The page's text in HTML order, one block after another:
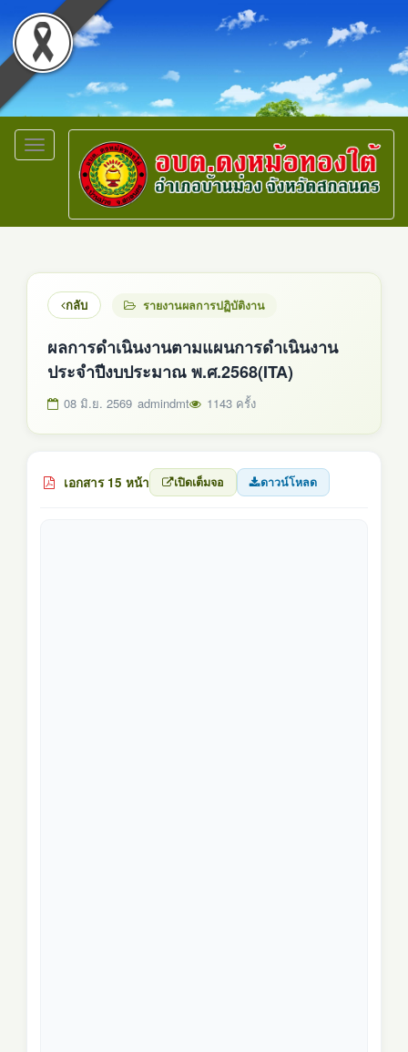
Toggle
navigation
กลับ รายงานผลการปฏิบัติงาน
ผลการดำเนินงานตามแผนการดำเนินงาน
ประจำปีงบประมาณ พ.ศ.2568(ITA)
08 มิ.ย. 2569 admindmt 1143 ครั้ง
เอกสาร 15 หน้า เปิดเต็มจอ ดาวน์โหลด